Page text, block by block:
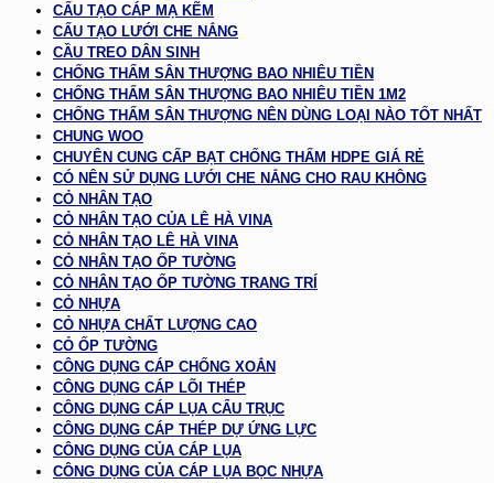
CẤU TẠO CÁP MẠ KẼM
CẤU TẠO LƯỚI CHE NẮNG
CẦU TREO DÂN SINH
CHỐNG THẤM SÂN THƯỢNG BAO NHIÊU TIỀN
CHỐNG THẤM SÂN THƯỢNG BAO NHIÊU TIỀN 1M2
CHỐNG THẤM SÂN THƯỢNG NÊN DÙNG LOẠI NÀO TỐT NHẤT
CHUNG WOO
CHUYÊN CUNG CẤP BẠT CHỐNG THẤM HDPE GIÁ RẺ
CÓ NÊN SỬ DỤNG LƯỚI CHE NẮNG CHO RAU KHÔNG
CỎ NHÂN TẠO
CỎ NHÂN TẠO CỦA LÊ HÀ VINA
CỎ NHÂN TẠO LÊ HÀ VINA
CỎ NHÂN TẠO ỐP TƯỜNG
CỎ NHÂN TẠO ỐP TƯỜNG TRANG TRÍ
CỎ NHỰA
CỎ NHỰA CHẤT LƯỢNG CAO
CỎ ỐP TƯỜNG
CÔNG DỤNG CÁP CHỐNG XOẮN
CÔNG DỤNG CÁP LÕI THÉP
CÔNG DỤNG CÁP LỤA CẨU TRỤC
CÔNG DỤNG CÁP THÉP DỰ ỨNG LỰC
CÔNG DỤNG CỦA CÁP LỤA
CÔNG DỤNG CỦA CÁP LỤA BỌC NHỰA